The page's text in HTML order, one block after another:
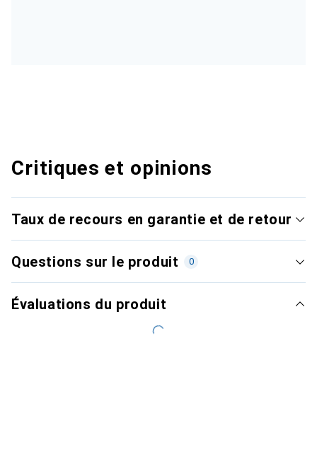
Critiques et opinions
Taux de recours en garantie et de retour
Questions sur le produit 0
Évaluations du produit